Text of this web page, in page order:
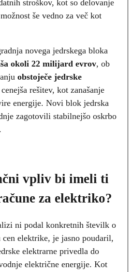
stroškov, kot so delovanje
še vedno za več kot
novega jedrskega bloka
okoli 22 milijard evrov, ob
obstoječe jedrske
rešitev, kot zanašanje
energije. Novi blok jedrska
zagotovili stabilnejšo oskrbo
vpliv bi imeli ti
za elektriko?
ni podal konkretnih številk o
elektrike, je jasno poudaril,
elektrarne privedla do
električne energije. Kot